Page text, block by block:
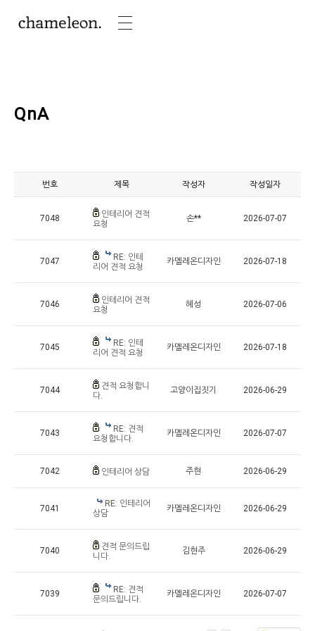
QnA
번호 제목 작성자 작성일자
7048
인테리어 견적
요청
손** 2026-07-07
7047
RE: 인테
리어 견적 요청
카멜레온디자인 2026-07-18
7046
인테리어 견적
요청
혜성 2026-07-06
7045
RE: 인테
리어 견적 요청
카멜레온디자인 2026-07-18
7044
견적 요청합니
다.
고양이집짓기 2026-06-29
7043
RE: 견적
요청합니다.
카멜레온디자인 2026-07-07
7042 인테리어 상담 주현 2026-06-29
7041
RE: 인테리어
상담
카멜레온디자인 2026-06-29
7040
견적 문의드립
니다.
김현주 2026-06-29
7039
RE: 견적
문의드립니다.
카멜레온디자인 2026-07-07